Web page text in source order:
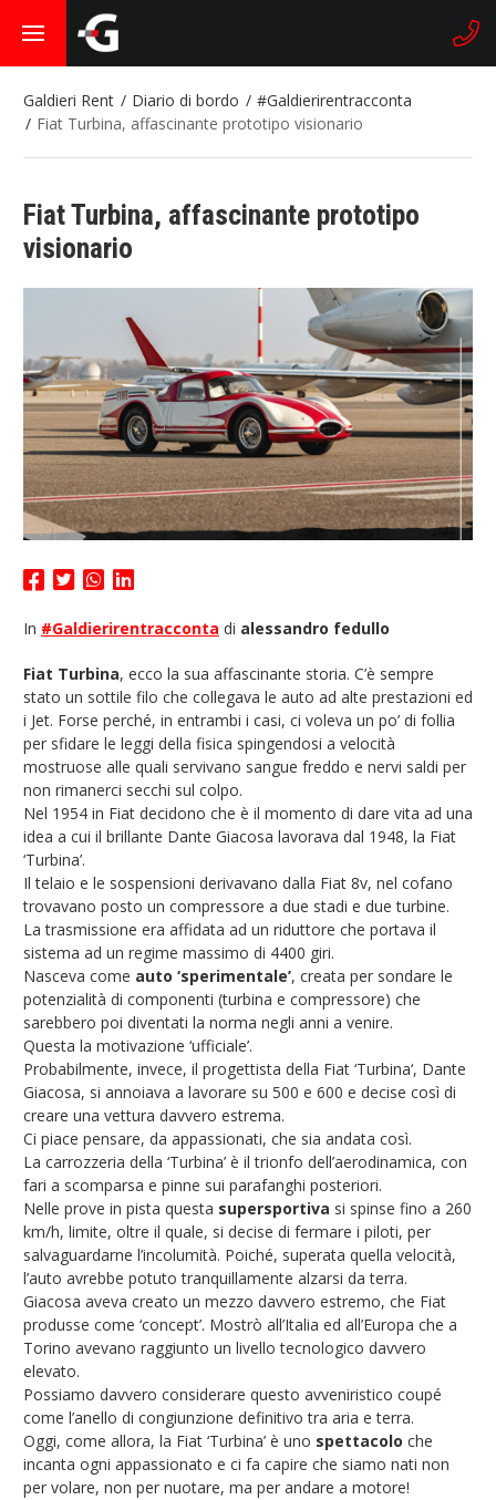
Galdieri Rent Diario di bordo
#Galdierirentracconta
Fiat Turbina, affascinante prototipo visionario
Fiat Turbina, affascinante prototipo
visionario
In #Galdierirentracconta di alessandro fedullo
Fiat Turbina, ecco la sua affascinante storia. C’è sempre
stato un sottile filo che collegava le auto ad alte prestazioni ed
i Jet. Forse perché, in entrambi i casi, ci voleva un po’ di follia
per sfidare le leggi della fisica spingendosi a velocità
mostruose alle quali servivano sangue freddo e nervi saldi per
non rimanerci secchi sul colpo.
Nel 1954 in Fiat decidono che è il momento di dare vita ad una
idea a cui il brillante Dante Giacosa lavorava dal 1948, la Fiat
‘Turbina’.
Il telaio e le sospensioni derivavano dalla Fiat 8v, nel cofano
trovavano posto un compressore a due stadi e due turbine.
La trasmissione era affidata ad un riduttore che portava il
sistema ad un regime massimo di 4400 giri.
Nasceva come auto ‘sperimentale’, creata per sondare le
potenzialità di componenti (turbina e compressore) che
sarebbero poi diventati la norma negli anni a venire.
Questa la motivazione ‘ufficiale’.
Probabilmente, invece, il progettista della Fiat ‘Turbina‘, Dante
Giacosa, si annoiava a lavorare su 500 e 600 e decise così di
creare una vettura davvero estrema.
Ci piace pensare, da appassionati, che sia andata così.
La carrozzeria della ‘Turbina’ è il trionfo dell’aerodinamica, con
fari a scomparsa e pinne sui parafanghi posteriori.
Nelle prove in pista questa supersportiva si spinse fino a 260
km/h, limite, oltre il quale, si decise di fermare i piloti, per
salvaguardarne l’incolumità. Poiché, superata quella velocità,
l’auto avrebbe potuto tranquillamente alzarsi da terra.
Giacosa aveva creato un mezzo davvero estremo, che Fiat
produsse come ‘concept’. Mostrò all’Italia ed all’Europa che a
Torino avevano raggiunto un livello tecnologico davvero
elevato.
Possiamo davvero considerare questo avveniristico coupé
come l’anello di congiunzione definitivo tra aria e terra.
Oggi, come allora, la Fiat ‘Turbina’ è uno spettacolo che
incanta ogni appassionato e ci fa capire che siamo nati non
per volare, non per nuotare, ma per andare a motore!